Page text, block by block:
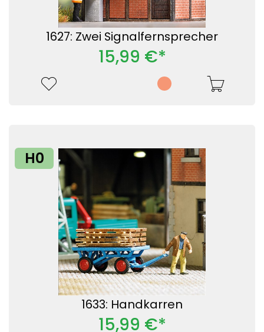
1627: Zwei Signalfernsprecher
15,99 €*
H0
1633: Handkarren
15,99 €*